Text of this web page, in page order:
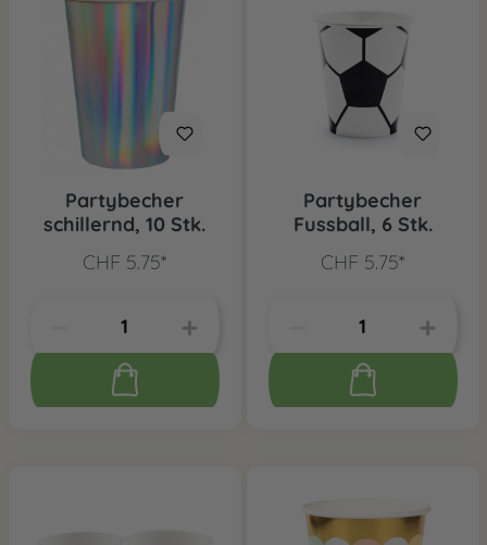
Partybecher
schillernd, 10 Stk.
CHF 5.75*
Partybecher
Fussball, 6 Stk.
CHF 5.75*